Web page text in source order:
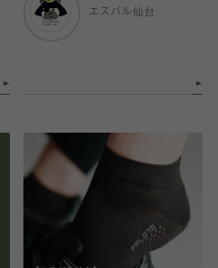
エスパル仙台